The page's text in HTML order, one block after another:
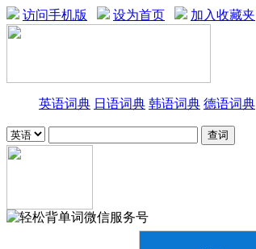
访问手机版 设为首页 加入收藏夹
英语词典 日语词典 韩语词典 德语词典